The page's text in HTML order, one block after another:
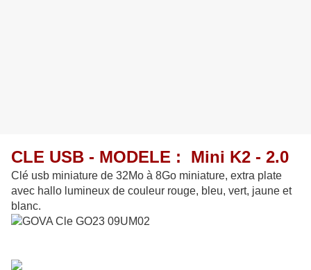
CLE USB - MODELE : Mini K2 - 2.0
Clé usb miniature de 32Mo à 8Go miniature, extra plate
avec hallo lumineux de couleur rouge, bleu, vert, jaune et
blanc.